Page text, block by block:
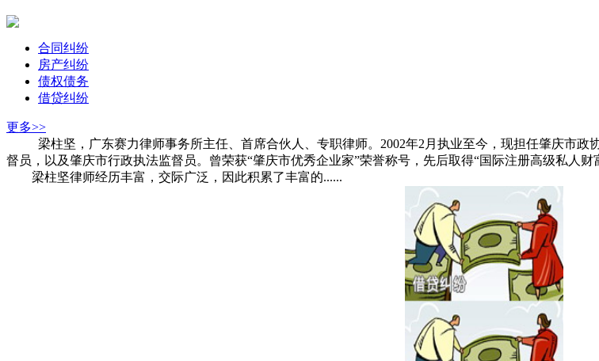
合同纠纷
房产纠纷
债权债务
借贷纠纷
更多>>
梁柱坚，广东赛力律师事务所主任、首席合伙人、专职律师。2002年2月执业至今，现担任肇庆市政
督员，以及肇庆市行政执法监督员。曾荣获“肇庆市优秀企业家”荣誉称号，先后取得“国际注册高级私人财
梁柱坚律师经历丰富，交际广泛，因此积累了丰富的......